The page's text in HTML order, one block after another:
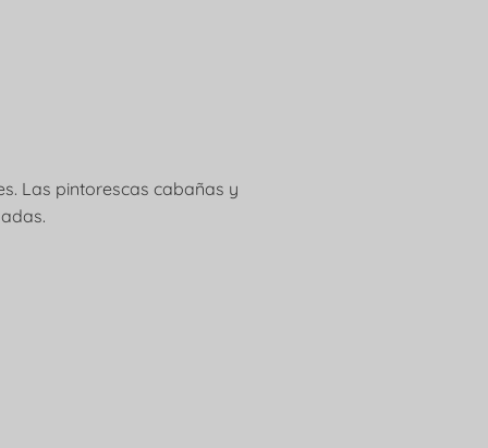
Las pintorescas cabañas y